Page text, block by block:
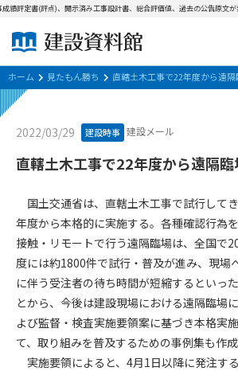
建設資料館とは
会員登録について
サポーター会員一覧
会員規約
評定書(評点)、開示済み工事設計書、総合評価値、過去の公告原文が
ホーム 見たもん勝ち 直轄土木工事で22年度から遠
2022/03/29 建設時事 建設メール
直轄土木工事で22年度から遠隔
国土交通省は、直轄土木工事で試行して
年度から本格的に実施する。各種確認行為
接触・リモートで行う遠隔臨場は、全国で
度には約1800件で試行・普及が進み、現場
に伴う受注者の待ち時間が短縮するといっ
とから、今後は建設現場における遠隔臨場
よび監督・検査実施要領案に基づき本格実
て、取り組みを普及するための事例集も作成
実施要領によると、4月1日以降に発注す
パスワードの再発行
1. 本規約は、建設資料館が提供するサポー
会員サービスの利用条件等について定め
2. 管理者が建設資料館WEB上で随時掲載す
一部を構成するものとします。
第2条（規約の変更）
本規約は、会員の了承を得ることなく、随
あります。変更内容は、建設資料館WEB上
ちに全ての会員が了承したものとみなしま